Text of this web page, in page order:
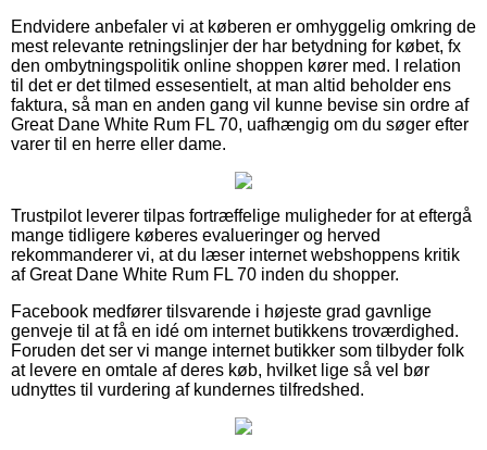
Endvidere anbefaler vi at køberen er omhyggelig omkring de
mest relevante retningslinjer der har betydning for købet, fx
den ombytningspolitik online shoppen kører med. I relation
til det er det tilmed essesentielt, at man altid beholder ens
faktura, så man en anden gang vil kunne bevise sin ordre af
Great Dane White Rum FL 70, uafhængig om du søger efter
varer til en herre eller dame.
Trustpilot leverer tilpas fortræffelige muligheder for at eftergå
mange tidligere køberes evalueringer og herved
rekommanderer vi, at du læser internet webshoppens kritik
af Great Dane White Rum FL 70 inden du shopper.
Facebook medfører tilsvarende i højeste grad gavnlige
genveje til at få en idé om internet butikkens troværdighed.
Foruden det ser vi mange internet butikker som tilbyder folk
at levere en omtale af deres køb, hvilket lige så vel bør
udnyttes til vurdering af kundernes tilfredshed.